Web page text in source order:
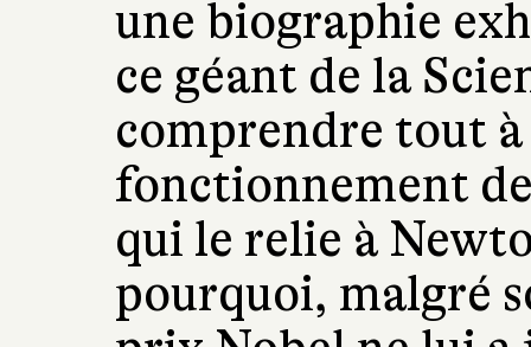
une biographie
ce géant de la
comprendre tout
fonctionnement
qui le relie à
pourquoi, malgré